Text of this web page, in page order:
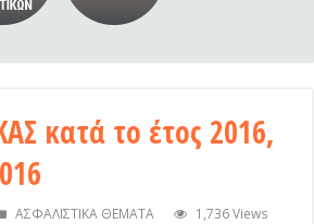
κατά το έτος 2016,
ΑΣΦΑΛΙΣΤΙΚΑ ΘΕΜΑΤΑ 1,736 Views